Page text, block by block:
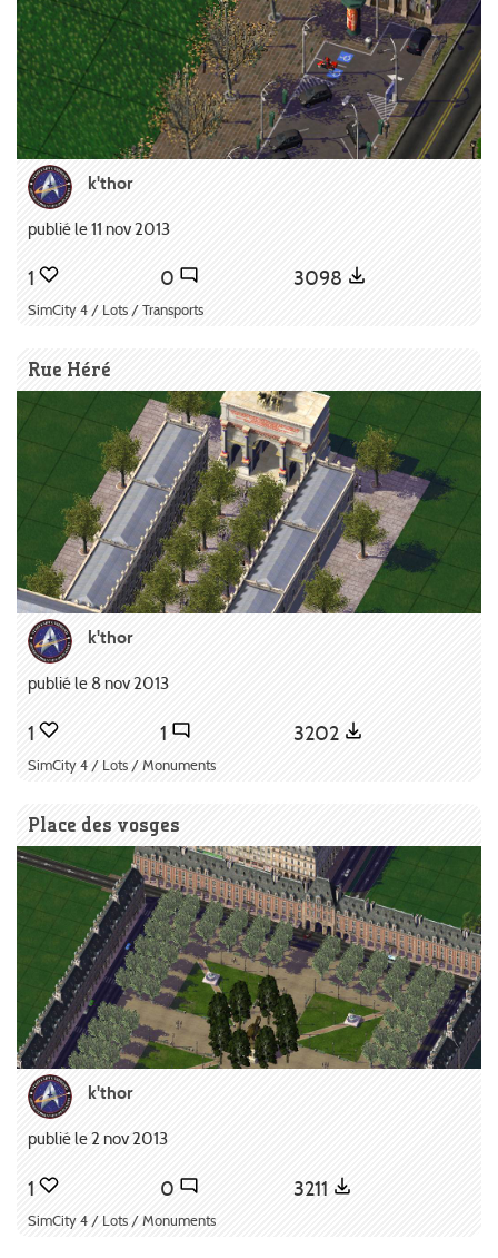
k'thor
publié le 11 nov 2013
1 0 3098
SimCity 4 / Lots / Transports
Rue Héré
k'thor
publié le 8 nov 2013
1 1 3202
SimCity 4 / Lots / Monuments
Place des vosges
k'thor
publié le 2 nov 2013
1 0 3211
SimCity 4 / Lots / Monuments